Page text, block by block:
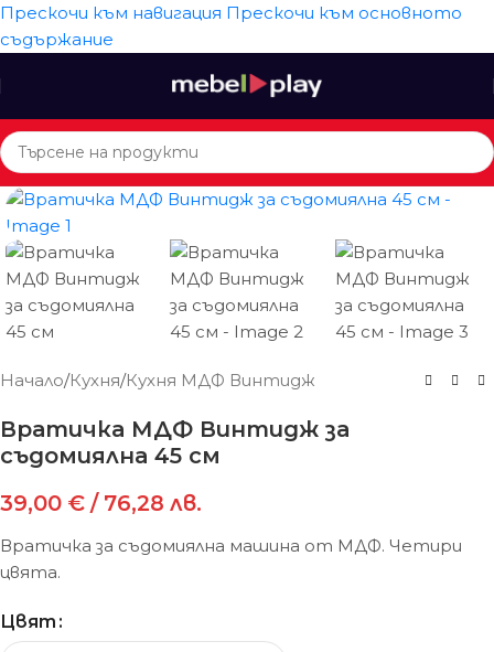
Прескочи към навигация Прескочи към основното
съдържание
Начало/Кухня/Кухня МДФ Винтидж
Вратичка МДФ Винтидж за
съдомиялна 45 см
39,00 € / 76,28 лв.
Вратичка за съдомиялна машина от МДФ. Четири
цвята.
Цвят